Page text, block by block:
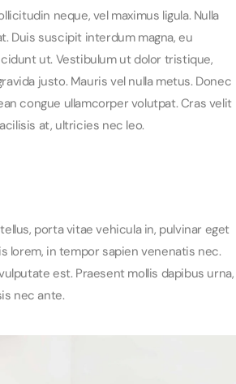
neque, vel maximus ligula. Nulla
Duis suscipit interdum magna, eu
ut. Vestibulum ut dolor tristique,
justo. Mauris vel nulla metus. Donec
congue ullamcorper volutpat. Cras velit
at, ultricies nec leo.
porta vitae vehicula in, pulvinar eget
lorem, in tempor sapien venenatis nec.
est. Praesent mollis dapibus urna,
nec ante.